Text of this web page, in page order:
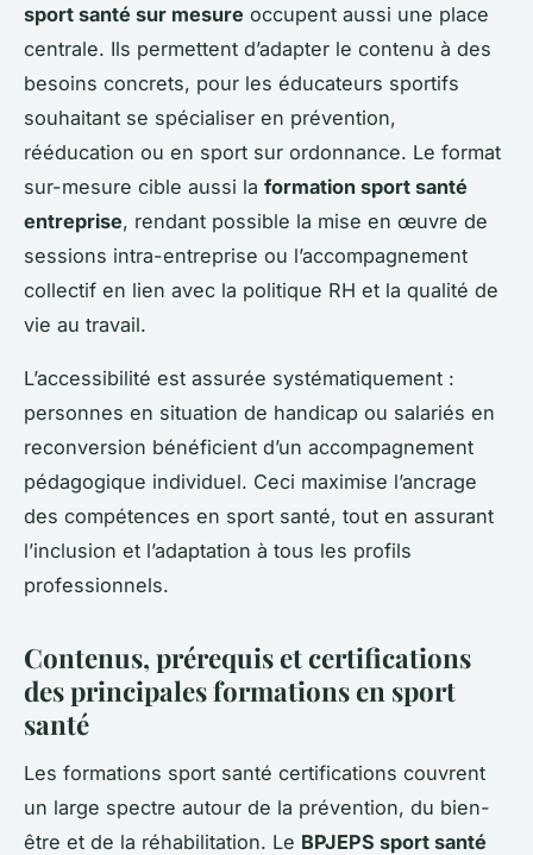
sport santé sur mesure occupent aussi une place
centrale. Ils permettent d’adapter le contenu à des
besoins concrets, pour les éducateurs sportifs
souhaitant se spécialiser en prévention,
rééducation ou en sport sur ordonnance. Le format
sur-mesure cible aussi la formation sport santé
entreprise, rendant possible la mise en œuvre de
sessions intra-entreprise ou l’accompagnement
collectif en lien avec la politique RH et la qualité de
vie au travail.
L’accessibilité est assurée systématiquement :
personnes en situation de handicap ou salariés en
reconversion bénéficient d’un accompagnement
pédagogique individuel. Ceci maximise l’ancrage
des compétences en sport santé, tout en assurant
l’inclusion et l’adaptation à tous les profils
professionnels.
Contenus, prérequis et certifications
des principales formations en sport
santé
Les formations sport santé certifications couvrent
un large spectre autour de la prévention, du bien-
être et de la réhabilitation. Le BPJEPS sport santé